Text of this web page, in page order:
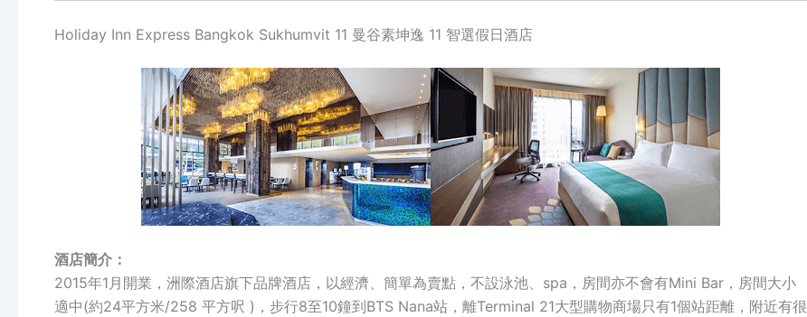
Holiday Inn Express Bangkok Sukhumvit 11 曼谷素坤逸 11 智選假日酒店
酒店簡介：
2015年1月開業，洲際酒店旗下品牌酒店，以經濟、簡單為賣點，不設泳池、spa，房間亦不會有Mini Bar，房間大小
適中(約24平方米/258 平方呎 )，步行8至10鐘到BTS Nana站，離Terminal 21大型購物商場只有1個站距離，附近有很